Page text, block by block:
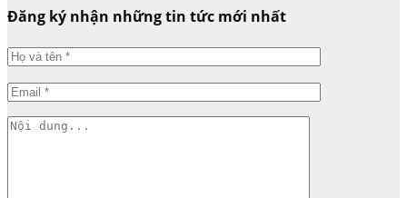
Đăng ký nhận những tin tức mới nhất